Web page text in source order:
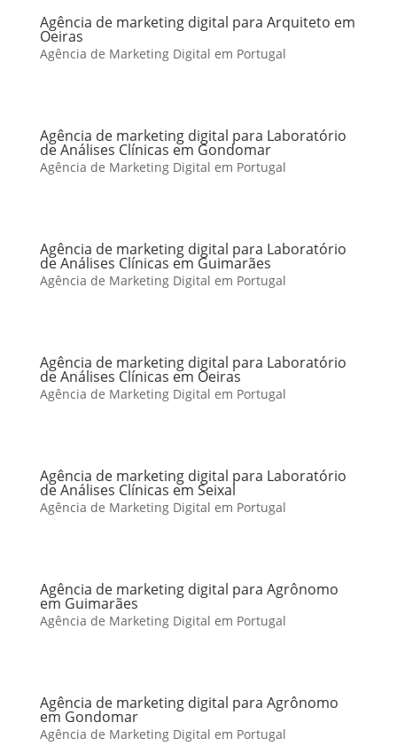
Agência de marketing digital para Arquiteto em
Oeiras
Agência de Marketing Digital em Portugal
Agência de marketing digital para Laboratório
de Análises Clínicas em Gondomar
Agência de Marketing Digital em Portugal
Agência de marketing digital para Laboratório
de Análises Clínicas em Guimarães
Agência de Marketing Digital em Portugal
Agência de marketing digital para Laboratório
de Análises Clínicas em Oeiras
Agência de Marketing Digital em Portugal
Agência de marketing digital para Laboratório
de Análises Clínicas em Seixal
Agência de Marketing Digital em Portugal
Agência de marketing digital para Agrônomo
em Guimarães
Agência de Marketing Digital em Portugal
Agência de marketing digital para Agrônomo
em Gondomar
Agência de Marketing Digital em Portugal